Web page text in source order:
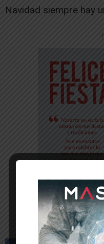
Navidad siempre hay
--